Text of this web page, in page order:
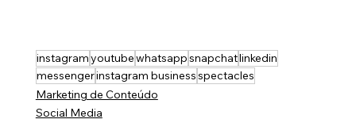
instagramyoutubewhatsappsnapchatlinkedin
messengerinstagram businessspectacles
Marketing de Conteúdo
Social Media